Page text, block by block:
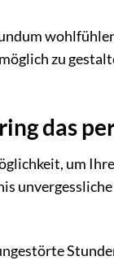
zu
das
um